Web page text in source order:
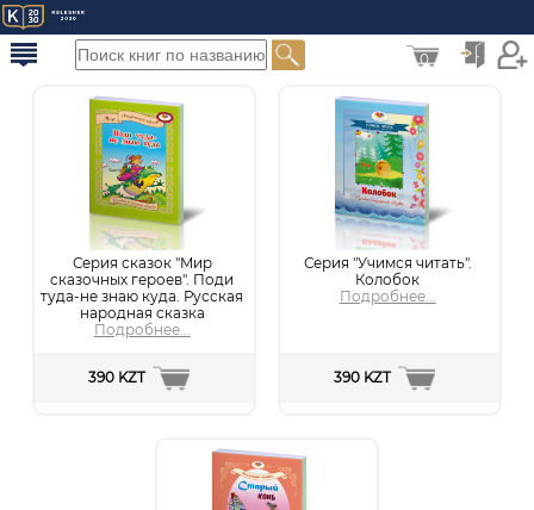
0
Серия сказок "Мир
сказочных героев". Поди
туда-не знаю куда. Русская
народная сказка
Подробнее...
390 KZT
Серия "Учимся читать".
Колобок
Подробнее...
390 KZT